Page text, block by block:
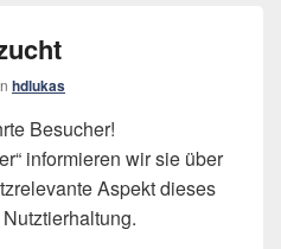
hdlukas
Besucher!
informieren wir sie über
Aspekt dieses